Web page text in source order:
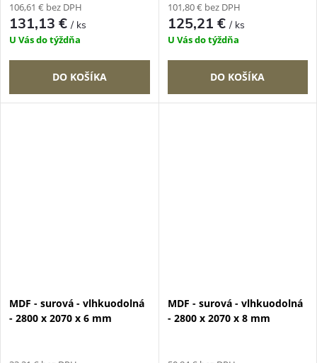
106,61 € bez DPH
131,13 €/ ks
U Vás do týždňa
DO KOŠÍKA
101,80 € bez DPH
125,21 €/ ks
U Vás do týždňa
DO KOŠÍKA
MDF - surová - vlhkuodolná
- 2800 x 2070 x 6 mm
MDF - surová - vlhkuodolná
- 2800 x 2070 x 8 mm